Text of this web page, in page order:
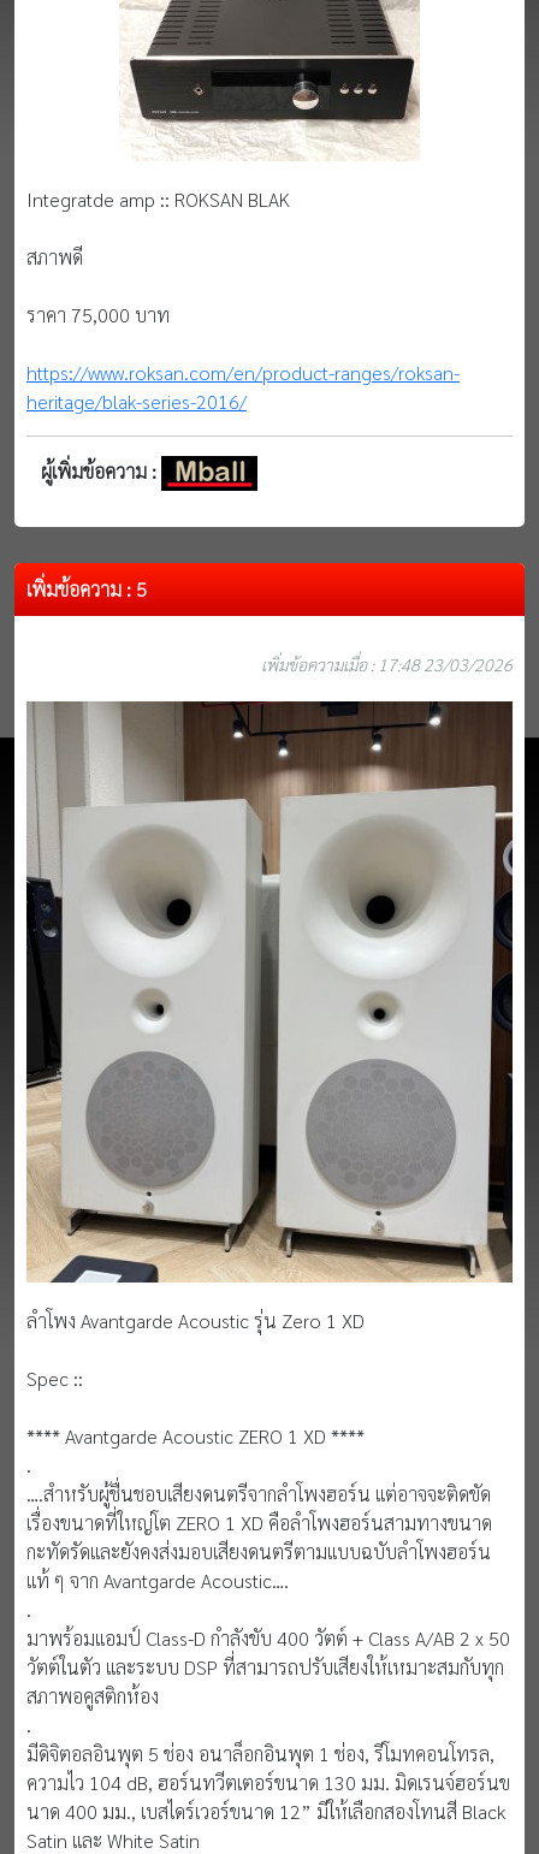
Integratde amp :: ROKSAN BLAK
สภาพดี
ราคา 75,000 บาท
https://www.roksan.com/en/product-ranges/roksan-
heritage/blak-series-2016/
ผู้เพิ่มข้อความ :
เพิ่มข้อความ : 5
เพิ่มข้อความเมื่อ : 17:48 23/03/2026
ลำโพง Avantgarde Acoustic รุ่น Zero 1 XD
Spec ::
**** Avantgarde Acoustic ZERO 1 XD ****
.
….สำหรับผู้ชื่นชอบเสียงดนตรีจากลำโพงฮอร์น แต่อาจจะติดขัด
เรื่องขนาดที่ใหญ่โต ZERO 1 XD คือลำโพงฮอร์นสามทางขนาด
กะทัดรัดและยังคงส่งมอบเสียงดนตรีตามแบบฉบับลำโพงฮอร์น
แท้ ๆ จาก Avantgarde Acoustic….
.
มาพร้อมแอมป์ Class-D กำลังขับ 400 วัตต์ + Class A/AB 2 x 50
วัตต์ในตัว และระบบ DSP ที่สามารถปรับเสียงให้เหมาะสมกับทุก
สภาพอคูสติกห้อง
.
มีดิจิตอลอินพุต 5 ช่อง อนาล็อกอินพุต 1 ช่อง, รีโมทคอนโทรล,
ความไว 104 dB, ฮอร์นทวีตเตอร์ขนาด 130 มม. มิดเรนจ์ฮอร์นข
นาด 400 มม., เบสไดร์เวอร์ขนาด 12” มีให้เลือกสองโทนสี Black
Satin และ White Satin